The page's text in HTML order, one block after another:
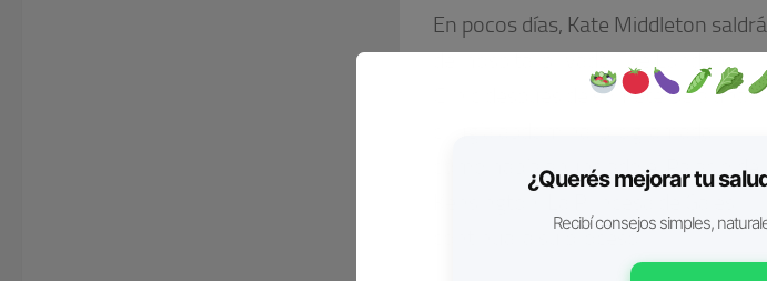
En pocos días, Kate Middleton saldrá
del hospital privado The London
Clinic después de someterse a una
como había anunciado el Palacio de
continuará su proceso...
¿Querés mejorar tu
Recibí consejos simples,